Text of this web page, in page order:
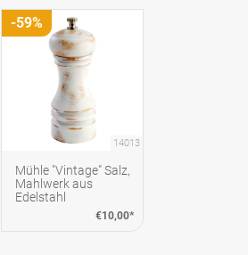
14013
Mühle "Vintage" Salz,
Mahlwerk aus
Edelstahl
€10,00*
-59%